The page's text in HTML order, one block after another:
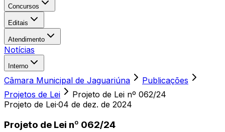
Concursos
Editais
Atendimento
Notícias
Interno
Câmara Municipal de Jaguariúna
Publicações
Projetos de Lei
Projeto de Lei nº 062/24
Projeto de Lei·04 de dez. de 2024
Projeto de Lei nº 062/24